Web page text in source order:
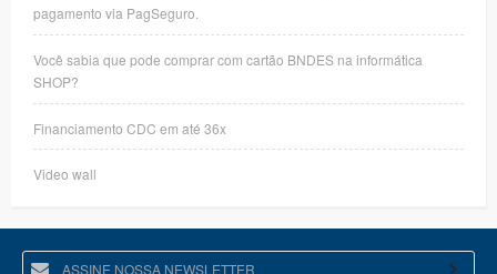
pagamento via PagSeguro.
Você sabia que pode comprar com cartão BNDES na informática
SHOP?
Financiamento CDC em até 36x
Video wall